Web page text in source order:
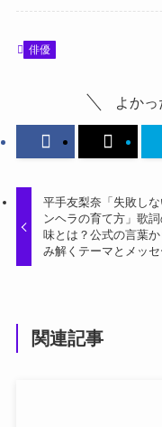
俳優
よかっ
平手友梨奈「失敗しな
ンヘラの育て方」歌
味とは？公式の言葉か
み解くテーマとメッセ
関連記事